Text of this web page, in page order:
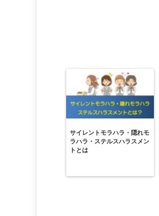
サイレントモラハラ・隠れモ
ラハラ・ステルスハラスメン
トとは